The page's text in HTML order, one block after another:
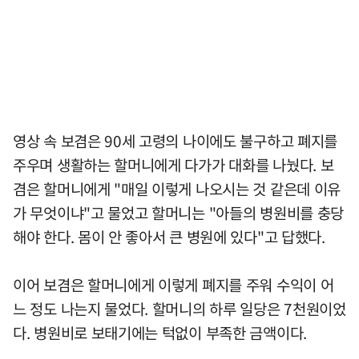
영상 속 보겸은 90세 고령의 나이에도 불구하고 폐지를
주우며 생활하는 할머니에게 다가가 대화를 나눴다. 보
겸은 할머니에게 "매일 이렇게 나오시는 것 같은데 이유
가 무엇이냐"고 물었고 할머니는 "아들의 병원비를 충당
해야 한다. 몸이 안 좋아서 큰 병원에 있다"고 답했다.
이어 보겸은 할머니에게 이렇게 폐지를 주워 수익이 어
느 정도 나는지 물었다. 할머니의 하루 일당은 7천원이었
다. 병원비로 보태기에는 턱없이 부족한 금액이다.